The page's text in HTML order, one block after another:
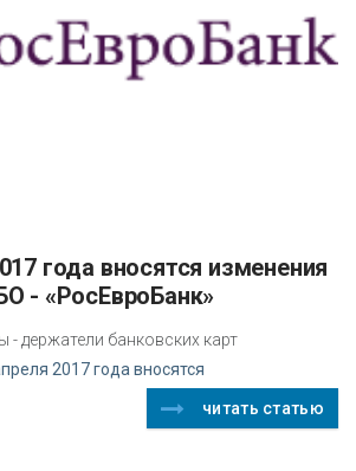
- «РосЕвроБанк»
- держатели банковских карт
2017 года вносятся
читать статью